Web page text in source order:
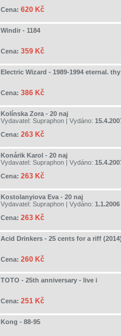
Cena: 620 Kč
Windir - 1184
Cena: 359 Kč
Electric Wizard - 1989-1994 eternal. thy
Cena: 386 Kč
Kolínska Zora - 20 naj
Vydavatel: Supraphon | Vydáno:
Cena: 263 Kč
Konárik Karol - 20 naj
Vydavatel: Supraphon | Vydáno:
Cena: 263 Kč
Kostolanyiova Eva - 20 naj
Vydavatel: Supraphon | Vydáno: 1.1.2006
Cena: 263 Kč
Acid Drinkers - 25 cents for a riff
Cena: 260 Kč
TOTO - 25th anniversary - live i
Cena: 251 Kč
Kong - 88-95